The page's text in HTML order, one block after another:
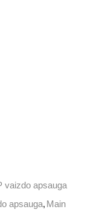
vaizdo apsauga
apsauga, Main